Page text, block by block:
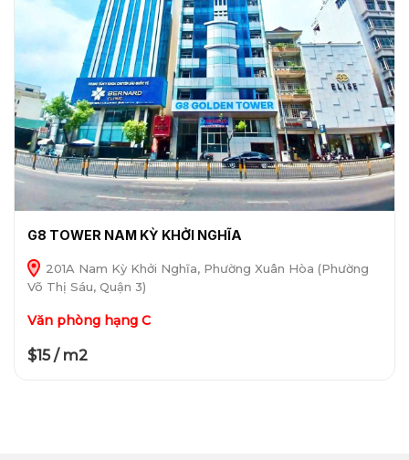
G8 TOWER NAM KỲ KHỞI NGHĨA
201A Nam Kỳ Khởi Nghĩa, Phường Xuân Hòa (Phường
Võ Thị Sáu, Quận 3)
Văn phòng hạng C
$15 / m2